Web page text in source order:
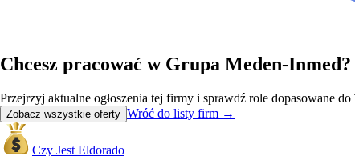
Chcesz pracować w Grupa Meden-Inmed?
Przejrzyj aktualne ogłoszenia tej firmy i sprawdź role dopasowane
Zobacz wszystkie oferty Wróć do listy firm →
Czy Jest Eldorado